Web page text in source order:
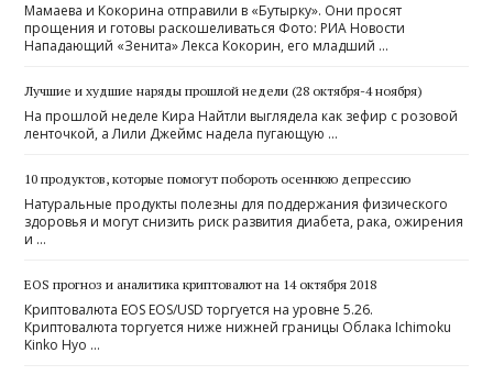
Мамаева и Кокорина отправили в «Бутырку». Они просят
прощения и готовы раскошеливаться Фото: РИА Новости
Нападающий «Зенита» Лекса Кокорин, его младший …
Лучшие и худшие наряды прошлой недели (28 октября-4 ноября)
На прошлой неделе Кира Найтли выглядела как зефир с розовой
ленточкой, а Лили Джеймс надела пугающую …
10 продуктов, которые помогут побороть осеннюю депрессию
Натуральные продукты полезны для поддержания физического
здоровья и могут снизить риск развития диабета, рака, ожирения
и …
EOS прогноз и аналитика криптовалют на 14 октября 2018
Криптовалюта EOS EOS/USD торгуется на уровне 5.26.
Криптовалюта торгуется ниже нижней границы Облака Ichimoku
Kinko Hyo …